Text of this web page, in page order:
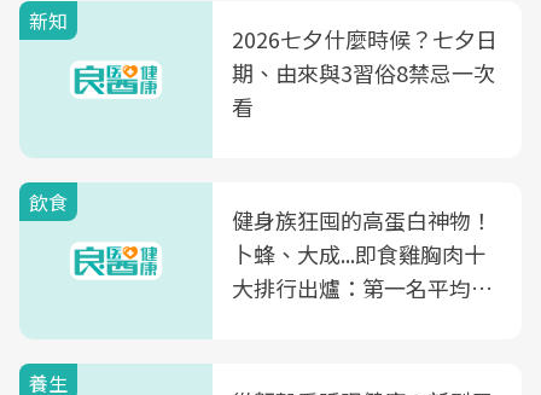
新知
2026七夕什麼時候？七夕日
期、由來與3習俗8禁忌一次
看
飲食
健身族狂囤的高蛋白神物！
卜蜂、大成...即食雞胸肉十
大排行出爐：第一名平均一
養生